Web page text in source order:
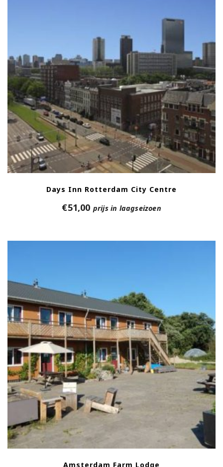
Days Inn Rotterdam City Centre
€51,00 prijs in laagseizoen
Amsterdam Farm Lodge